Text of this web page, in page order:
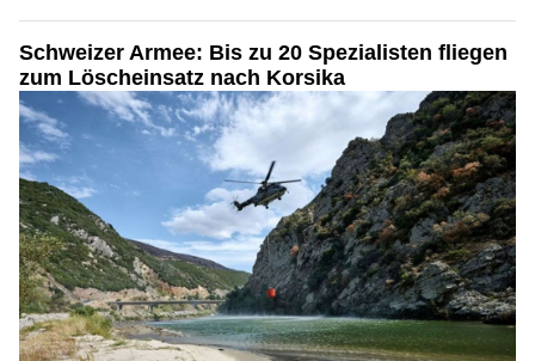
Zusammenarbeit der beiden neutralen Staaten sowie aktuelle
europäische Sicherheitsfragen.
Weiterlesen